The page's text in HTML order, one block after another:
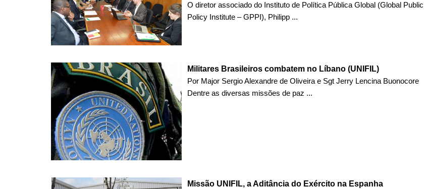
O diretor associado do Instituto de Política Pública Global (Global Public
Policy Institute – GPPI), Philipp ...
Militares Brasileiros combatem no Líbano (UNIFIL)
Por Major Sergio Alexandre de Oliveira e Sgt Jerry Lencina Buonocore
Dentre as diversas missões de paz ...
Missão UNIFIL, a Aditância do Exército na Espanha